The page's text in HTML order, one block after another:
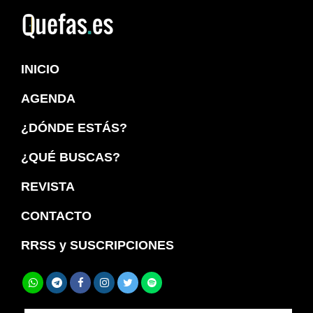
navegación
principal
principal
INICIO
AGENDA
¿DÓNDE ESTÁS?
¿QUÉ BUSCAS?
REVISTA
CONTACTO
RRSS y SUSCRIPCIONES